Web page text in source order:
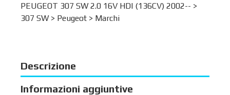
PEUGEOT 307 SW 2.0 16V HDI (136CV) 2002-- >
307 SW> Peugeot > Marchi
Descrizione
Informazioni aggiuntive